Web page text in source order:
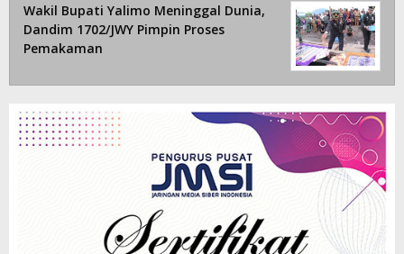
Wakil Bupati Yalimo Meninggal Dunia,
Dandim 1702/JWY Pimpin Proses
Pemakaman